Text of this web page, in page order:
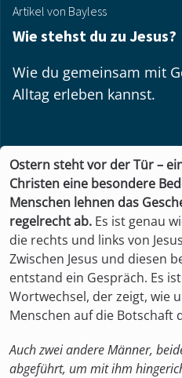
Artikel von Bayless
Wie stehst du zu Jesus?
Wie du gemeinsam mit
Alltag erleben kannst.
Ostern steht vor der Tür –
Christen eine besondere
Menschen lehnen das
regelrecht ab. Es ist genau
die rechts und links von
Zwischen Jesus und diesen
entstand ein Gespräch. Es
Wortwechsel, der zeigt, wie
Menschen auf die Botschaft
Auch zwei andere Männer,
abgeführt, um mit ihm